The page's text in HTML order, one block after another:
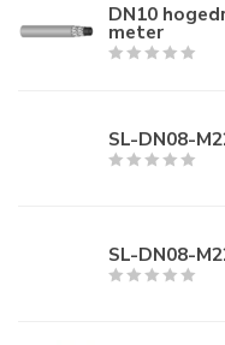
DN10
meter
SL-DN08-
SL-DN08-